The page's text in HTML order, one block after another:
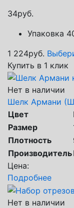
34руб.
Упаковка
1 224руб.
Купить в 1 клик
Нет в наличии
Шелк Армани
Цвет
Размер
Плотность
Производитель
Цена:
Подробнее
Нет в наличии